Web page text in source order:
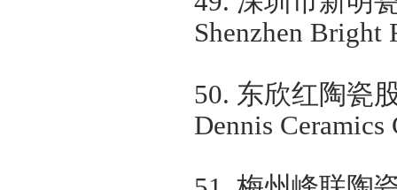
Shenzhen Bright
50. 东欣红陶瓷
Dennis Ceramics